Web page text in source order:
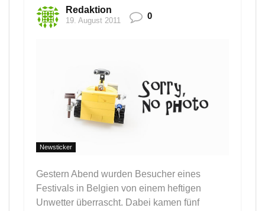
Redaktion
19. August 2011 0
Newsticker
Gestern Abend wurden Besucher eines
Festivals in Belgien von einem heftigen
Unwetter überrascht. Dabei kamen fünf